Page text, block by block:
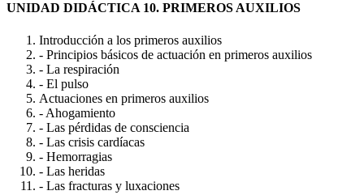
UNIDAD DIDÁCTICA 10. PRIMEROS AUXILIOS
Introducción a los primeros auxilios
- Principios básicos de actuación en primeros auxilios
- La respiración
- El pulso
Actuaciones en primeros auxilios
- Ahogamiento
- Las pérdidas de consciencia
- Las crisis cardíacas
- Hemorragias
- Las heridas
- Las fracturas y luxaciones